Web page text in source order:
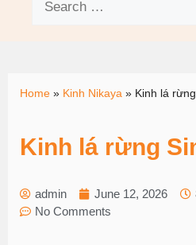
Home » Kinh Nikaya » Kinh lá
Kinh lá rừng
admin June 12, 2026
No Comments